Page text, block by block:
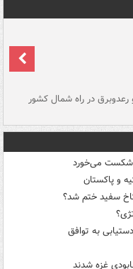
رعدوبرق در راه شمال کشور
شکست می‌خورد
و پاکستان
سفید ختم شد؟
به توافق
غزه شدند